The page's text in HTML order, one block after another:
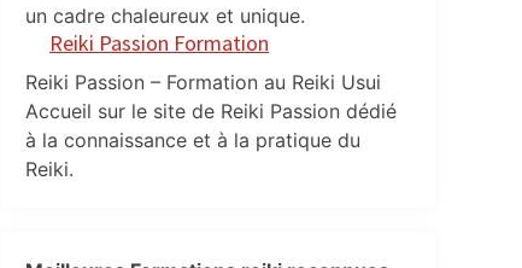
un cadre chaleureux et unique.
Reiki Passion Formation
Reiki Passion – Formation au Reiki Usui
Accueil sur le site de Reiki Passion dédié
à la connaissance et à la pratique du
Reiki.